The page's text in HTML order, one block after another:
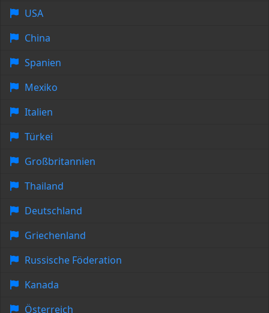
USA
China
Spanien
Mexiko
Italien
Türkei
Großbritannien
Thailand
Deutschland
Griechenland
Russische Föderation
Kanada
Österreich